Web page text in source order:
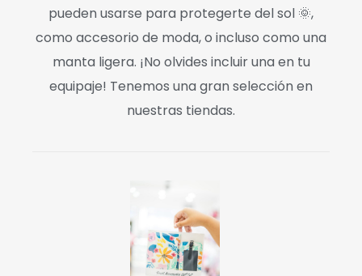
pueden usarse para protegerte del sol 🌞,
como accesorio de moda, o incluso como una
manta ligera. ¡No olvides incluir una en tu
equipaje! Tenemos una gran selección en
nuestras tiendas.